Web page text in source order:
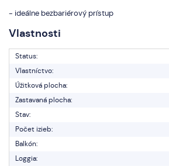
- ideálne bezbariérový prístup
Vlastnosti
Status:
Vlastníctvo:
Úžitková plocha:
Zastavaná plocha:
Stav:
Počet izieb:
Balkón:
Loggia: